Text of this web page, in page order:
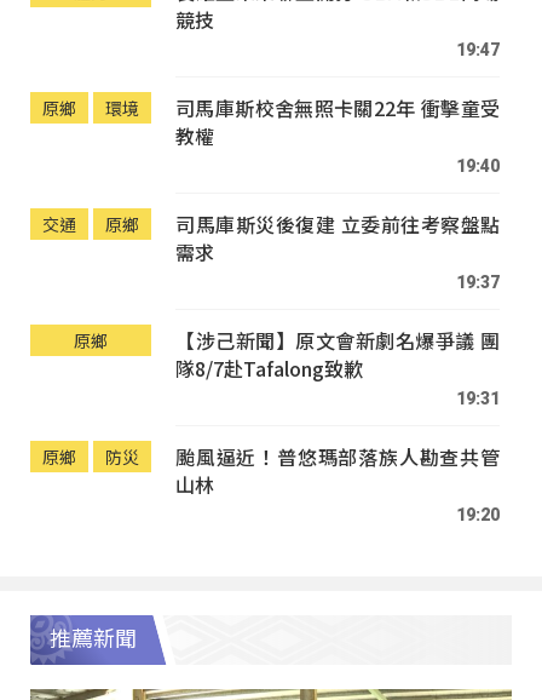
競技
19:47
原鄉 環境
司馬庫斯校舍無照卡關22年 衝擊童受
教權
19:40
交通 原鄉
司馬庫斯災後復建 立委前往考察盤點
需求
19:37
原鄉
【涉己新聞】原文會新劇名爆爭議 團
隊8/7赴Tafalong致歉
19:31
原鄉 防災
颱風逼近！普悠瑪部落族人勘查共管
山林
19:20
推薦新聞